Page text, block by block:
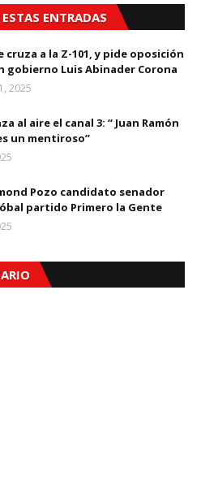
ENTRADAS
cruza a la Z-101, y pide oposición
gobierno Luis Abinader Corona
2025
al aire el canal 3: “ Juan Ramón
un mentiroso”
Pozo candidato senador
partido Primero la Gente